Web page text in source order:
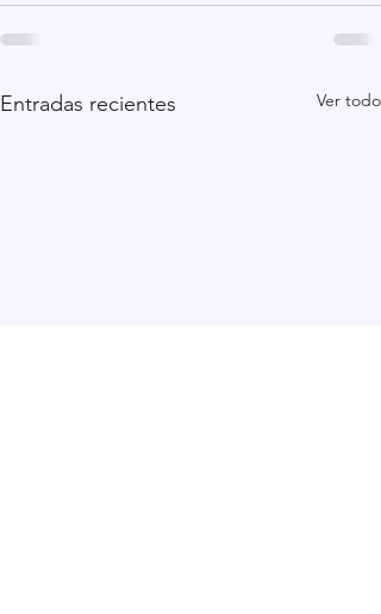
Entradas recientes Ver todo